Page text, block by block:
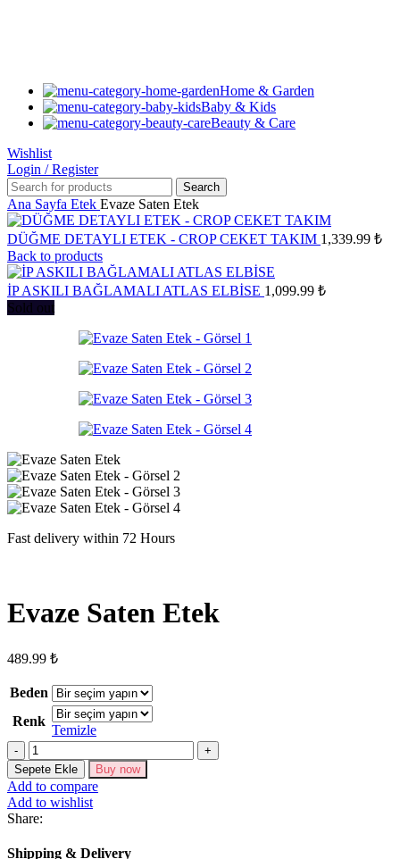
Home & Garden
Baby & Kids
Beauty & Care
Wishlist
Login / Register
Search
Ana Sayfa Etek Evaze Saten Etek
DÜĞME DETAYLI ETEK - CROP CEKET TAKIM 1,339.99 ₺
Back to products
İP ASKILI BAĞLAMALI ATLAS ELBİSE 1,099.99 ₺
Sold out
Fast delivery within 72 Hours
Evaze Saten Etek
489.99 ₺
Beden
Renk
Temizle
Evaze
Saten
Etek
adet
Sepete Ekle Buy now
Add to compare
Add to wishlist
Share:
Shipping & Delivery